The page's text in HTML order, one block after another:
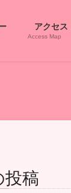
アクセス
Access Map
投稿